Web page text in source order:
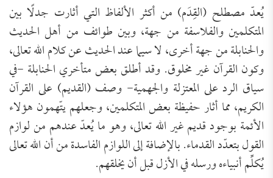
يُعدّ مصطلح (القِدَم) من أكثر الألفاظ التي أثارت جدلًا بين
المتكلمين والفلاسفة من جهة، وبين طوائف من أهل الحديث
والحنابلة من جهة أخرى، لا سيما عند الحديث عن كلام الله تعالى،
وكون القرآن غير مخلوق. وقد أطلق بعض متأخري الحنابلة -في
سياق الرد على المعتزلة والجهمية- وصف (القديم) على القرآن
الكريم، مما أثار حفيظة بعض المتكلمين، وجعلهم يتّهمون هؤلاء
الأئمة بوجود قديم غير الله تعالى، وهو ما يُعدّ عندهم من لوازم
القول بتعدّد القدماء. بالإضافة إلى اللوازم الفاسدة من أن الله تعالى
يُكلِّم أنبياءه ورسله في الأزل قبل أن يخلقهم.